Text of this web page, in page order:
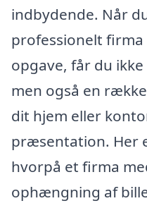
indbydende. Når
professionelt
opgave, får du
men også en
dit hjem eller
præsentation. Her
hvorpå et firma
ophængning af